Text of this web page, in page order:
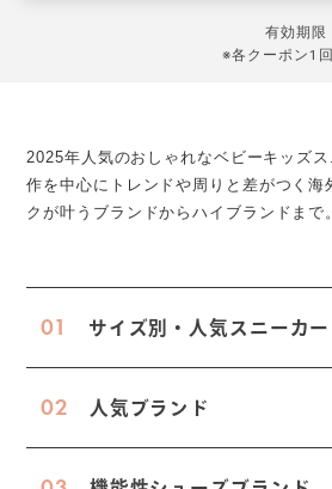
有効期
※各クーポン1
2025年人気のおしゃれなベビーキッズ
作を中心にトレンドや周りと差がつく海
クが叶うブランドからハイブランドまで。
01 サイズ別・人気スニーカー
02 人気ブランド